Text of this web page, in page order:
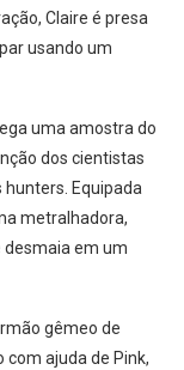
Claire é presa
usando um
uma amostra do
dos cientistas
Equipada
metralhadora,
desmaia em um
gêmeo de
com ajuda de Pink,